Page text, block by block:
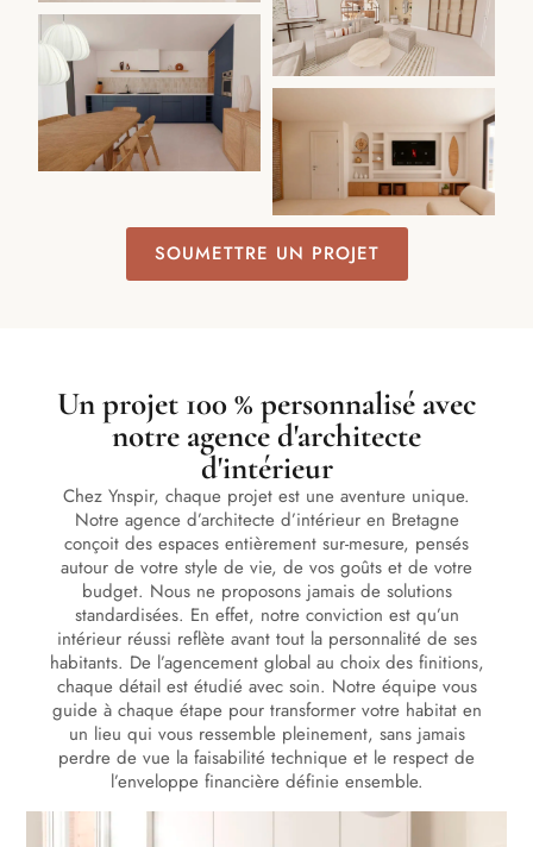
SOUMETTRE UN PROJET
Un projet 100 % personnalisé avec
notre agence d'architecte
d'intérieur
Chez Ynspir, chaque projet est une aventure unique.
Notre agence d’architecte d’intérieur en Bretagne
conçoit des espaces entièrement sur-mesure, pensés
autour de votre style de vie, de vos goûts et de votre
budget. Nous ne proposons jamais de solutions
standardisées. En effet, notre conviction est qu’un
intérieur réussi reflète avant tout la personnalité de ses
habitants. De l’agencement global au choix des finitions,
chaque détail est étudié avec soin. Notre équipe vous
guide à chaque étape pour transformer votre habitat en
un lieu qui vous ressemble pleinement, sans jamais
perdre de vue la faisabilité technique et le respect de
l’enveloppe financière définie ensemble.